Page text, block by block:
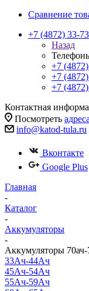
Сравнение
+7 (4872) 33-
Назад
+7
+7
+7
Контактная
Посмотреть
info@katod-tula.ru
Вконтакте
Google Plus
Главная
-
Каталог
-
Аккумуляторы
-
Аккумуляторы 70ач-
33Ач-44Ач
45Ач-54Ач
55Ач-59Ач